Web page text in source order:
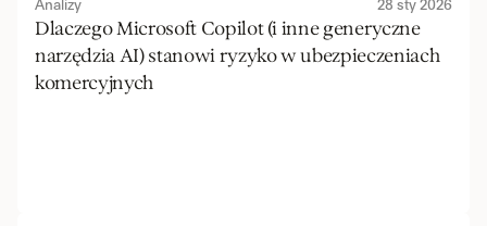
Analizy 28 sty 2026
Dlaczego Microsoft Copilot (i inne generyczne
narzędzia AI) stanowi ryzyko w ubezpieczeniach
komercyjnych